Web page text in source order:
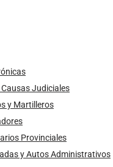
Judiciales
y Martilleros
Provinciales
y Autos Administrativos